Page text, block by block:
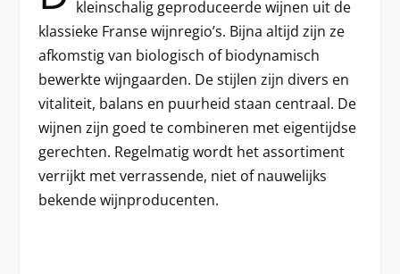
kleinschalig geproduceerde wijnen uit de
klassieke Franse wijnregio’s. Bijna altijd zijn ze
afkomstig van biologisch of biodynamisch
bewerkte wijngaarden. De stijlen zijn divers en
vitaliteit, balans en puurheid staan centraal. De
wijnen zijn goed te combineren met eigentijdse
gerechten. Regelmatig wordt het assortiment
verrijkt met verrassende, niet of nauwelijks
bekende wijnproducenten.